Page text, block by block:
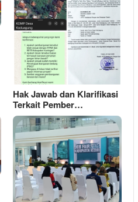
Hak Jawab dan Klarifikasi
Terkait Pember…